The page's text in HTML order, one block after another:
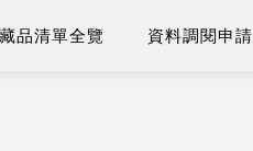
品清單全覽 資料調閱申請